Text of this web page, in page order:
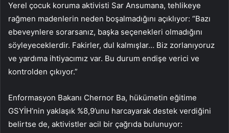
Yerel çocuk koruma aktivisti Sar Ansumana, tehlikeye
rağmen madenlerin neden boşalmadığını açıklıyor: “Bazı
ebeveynlere sorarsanız, başka seçenekleri olmadığını
söyleyeceklerdir. Fakirler, dul kalmışlar… Biz zorlanıyoruz
ve yardıma ihtiyacımız var. Bu durum endişe verici ve
kontrolden çıkıyor.”
Enformasyon Bakanı Chernor Ba, hükümetin eğitime
GSYİH’nin yaklaşık %8,9’unu harcayarak destek verdiğini
belirtse de, aktivistler acil bir çağrıda bulunuyor: